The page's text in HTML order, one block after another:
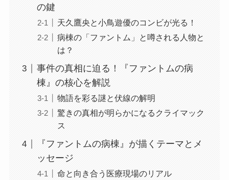
の鍵
天久鷹央と小鳥遊優のコンビが光る！
病棟の「ファントム」と噂される人物と
は？
事件の真相に迫る！『ファントムの病
棟』の核心を解説
物語を彩る謎と伏線の解明
驚きの真相が明らかになるクライマック
ス
『ファントムの病棟』が描くテーマとメ
ッセージ
命と向き合う医療現場のリアル